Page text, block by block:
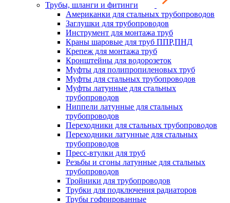
Трубы, шланги и фитинги
Американки для стальных трубопроводов
Заглушки для трубопроводов
Инструмент для монтажа труб
Краны шаровые для труб ППР,ПНД
Крепеж для монтажа труб
Кронштейны для водорозеток
Муфты для полипропиленовых труб
Муфты для стальных трубопроводов
Муфты латунные для стальных
трубопроводов
Ниппели латунные для стальных
трубопроводов
Переходники для стальных трубопроводов
Переходники латунные для стальных
трубопроводов
Пресс-втулки для труб
Резьбы и сгоны латунные для стальных
трубопроводов
Тройники для трубопроводов
Трубки для подключения радиаторов
Трубы гофрированные